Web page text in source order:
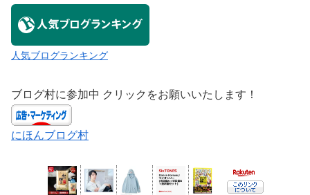
人気ブログランキング
ブログ村に参加中 クリックをお願いいたします！
にほんブログ村